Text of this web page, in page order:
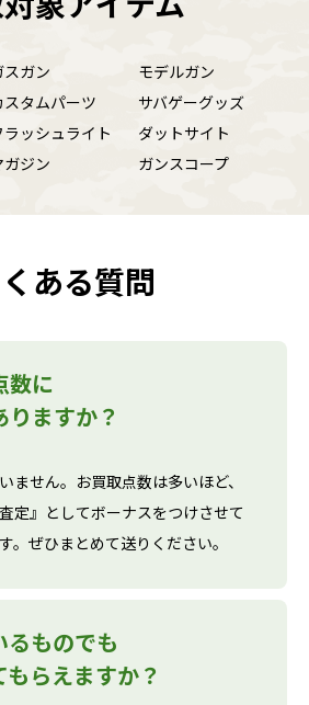
スガン
モデルガン
スタムパーツ
サバゲーグッズ
ラッシュライト
ダットサイト
ガジン ガンスコープ
ある質問
数に
りますか？
ません。お買取点数は多いほど、
定』としてボーナスをつけさせて
。ぜひまとめて送りください。
るものでも
もらえますか？